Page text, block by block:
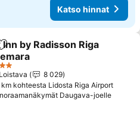
Katso hinnat
Lisää suosikkeihin
Inn by Radisson Riga
hinnat
Loistava
8 029
km kohteesta Lidosta Riga Airport
Daugava-joelleKatso